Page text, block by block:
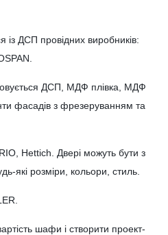
ДСП провідних виробників:
ДСП, МДФ плівка, МДФ
фасадів з фрезеруванням та
Hettich. Двері можуть бути з
які розміри, кольори, стиль.
шафи і створити проект-